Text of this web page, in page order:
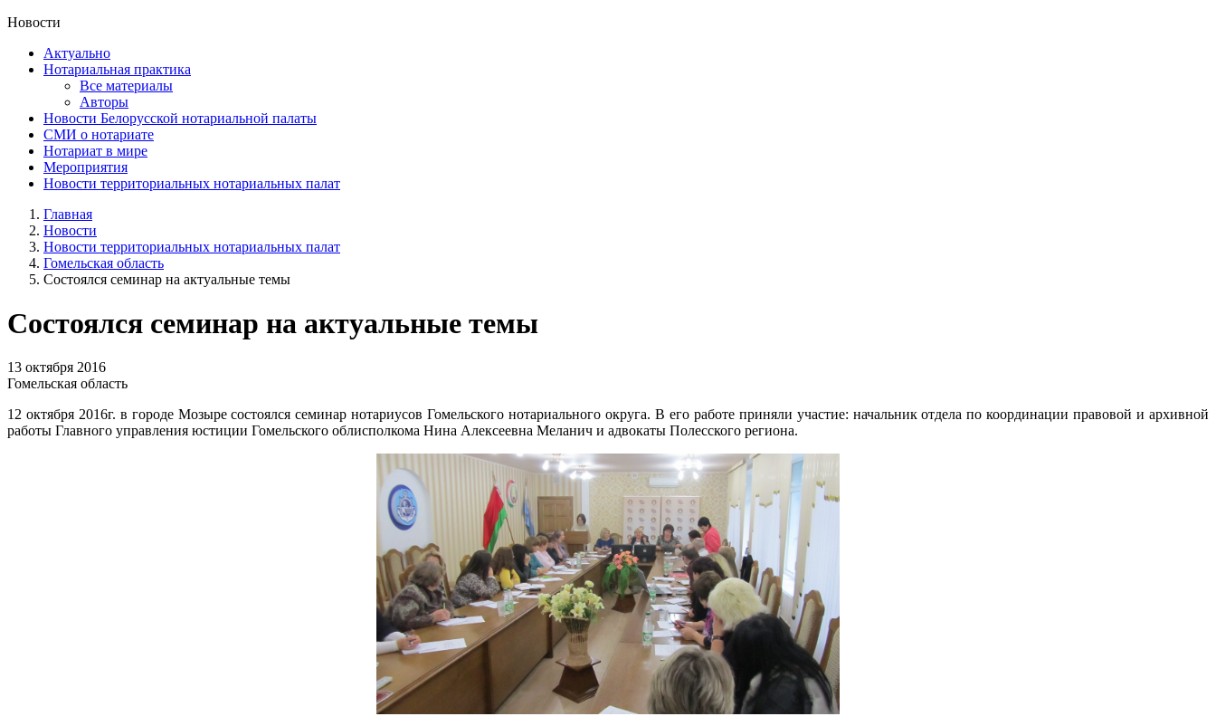
Новости
Актуально
Нотариальная практика
Все материалы
Авторы
Новости Белорусской нотариальной палаты
СМИ о нотариате
Нотариат в мире
Мероприятия
Новости территориальных нотариальных палат
Главная
Новости
Новости территориальных нотариальных палат
Гомельская область
Состоялся семинар на актуальные темы
Состоялся семинар на актуальные темы
13 октября 2016
Гомельская область
12 октября 2016г. в городе Мозыре состоялся семинар нотариусов Гомельского нотариального округа. В его работе приняли участие: начальник отдела по координации правовой и архивной
работы Главного управления юстиции Гомельского облисполкома Нина Алексеевна Меланич и адвокаты Полесского региона.